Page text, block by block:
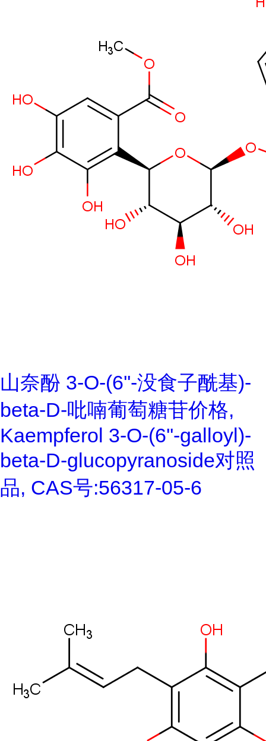
山奈酚 3-O-(6''-没食子酰基)-
beta-D-吡喃葡萄糖苷价格,
Kaempferol 3-O-(6''-galloyl)-
beta-D-glucopyranoside对照
品, CAS号:56317-05-6